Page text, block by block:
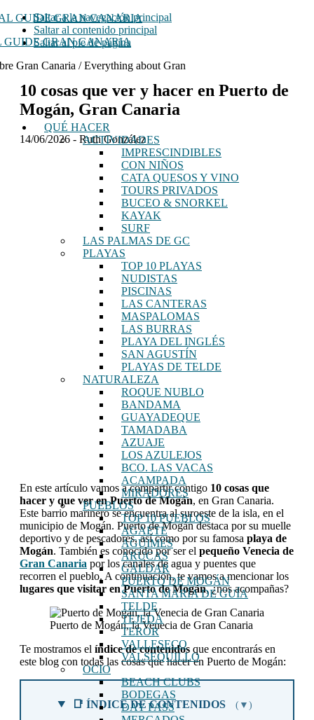
Saltar a la navegación principal
Saltar al contenido principal
Saltar al pie de página
GUIDE GRAN CANARIA
Gran Canaria / Everything about Gran
QUÉ HACER
ACTIVIDADES
IMPRESCINDIBLES
CON NIÑOS
CATA QUESOS Y VINO
TOURS PRIVADOS
BUCEO & SNORKEL
KAYAK
SURF
LAS PALMAS DE GC
PLAYAS
TOP 10 PLAYAS
NUDISTAS
PISCINAS
LAS CANTERAS
MASPALOMAS
LAS BURRAS
PLAYA DEL INGLÉS
SAN AGUSTÍN
PLAYAS DE TELDE
NATURALEZA
ROQUE NUBLO
BANDAMA
GUAYADEQUE
TAMADABA
AZUAJE
LOS AZULEJOS
BCO. LAS VACAS
ACAMPADA
MIRADORES
PUEBLOS
TOP 10 PUEBLOS
AGAETE
AGÜIMES
ARUCAS
GÁLDAR
PUERTO DE MOGÁN
SANTA MARÍA DE GUÍA
TELDE
TEJEDA
TEROR
VALLESECO
VALSEQUILLO
OCIO
BEACH CLUBS
BODEGAS
DAY PASS
10 cosas que ver y hacer en Puerto de
Mogán, Gran Canaria
14/06/2026 - Ruth González
En este artículo vamos a compartir contigo 10 cosas que
hacer y que ver en Puerto de Mogán, en Gran Canaria.
Este barrio marinero se encuentra al suroeste de la isla, en el
municipio de Mogán. Puerto de Mogán destaca por su muelle
deportivo y de pescadores, así como por su famosa playa de
Mogán. También es conocido por ser el pequeño Venecia de
Gran Canaria por los canales de agua y puentes que
recorren el pueblo. A continuación, te vamos a mencionar los
lugares que visitar en Puerto de Mogán, ¿nos acompañas?
Puerto de Mogán, la Venecia de Gran Canaria
Te mostramos el índice de contenidos que encontrarás en
este blog con todas las cosas que hacer en Puerto de Mogán:
📑 ÍNDICE DE CONTENIDOS (▼)